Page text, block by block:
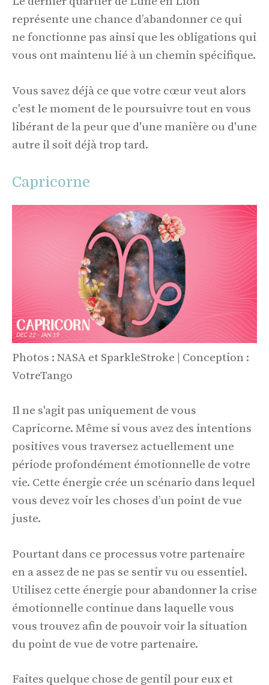
représente une chance d’abandonner ce qui
ne fonctionne pas ainsi que les obligations qui
vous ont maintenu lié à un chemin spécifique.
Vous savez déjà ce que votre cœur veut alors
c'est le moment de le poursuivre tout en vous
libérant de la peur que d'une manière ou d'une
autre il soit déjà trop tard.
Capricorne
Photos : NASA et SparkleStroke | Conception :
VotreTango
Il ne s'agit pas uniquement de vous
Capricorne. Même si vous avez des intentions
positives vous traversez actuellement une
période profondément émotionnelle de votre
vie. Cette énergie crée un scénario dans lequel
vous devez voir les choses d’un point de vue
juste.
Pourtant dans ce processus votre partenaire
en a assez de ne pas se sentir vu ou essentiel.
Utilisez cette énergie pour abandonner la crise
émotionnelle continue dans laquelle vous
vous trouvez afin de pouvoir voir la situation
du point de vue de votre partenaire.
Faites quelque chose de gentil pour eux et